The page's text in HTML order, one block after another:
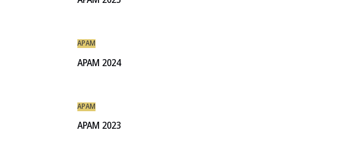
APAM
APAM 2024
APAM
APAM 2023